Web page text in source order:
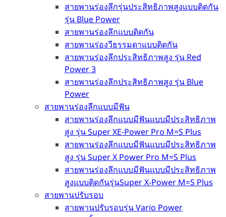
สายพานร่องลึกรุ่นประสิทธิภาพสูงแบบติดกัน
รุ่น Blue Power
สายพานร่องลึกแบบติดกัน
สายพานร่องวีธรรมดาแบบติดกัน
สายพานร่องลึกประสิทธิภาพสูง รุ่น Red
Power 3
สายพานร่องลึกประสิทธิภาพสูง รุ่น Blue
Power
สายพานร่องลึกแบบมีฟัน
สายพานร่องลึกแบบมีฟันแบบมีประสิทธิภาพ
สูง รุ่น Super XE-Power Pro M=S Plus
สายพานร่องลึกแบบมีฟันแบบมีประสิทธิภาพ
สูง รุ่น Super X Power Pro M=S Plus
สายพานร่องลึกแบบมีฟันแบบมีประสิทธิภาพ
สูงแบบติดกันรุ่นSuper X-Power M=S Plus
สายพานปรับรอบ
สายพานปรับรอบรุ่น Vario Power